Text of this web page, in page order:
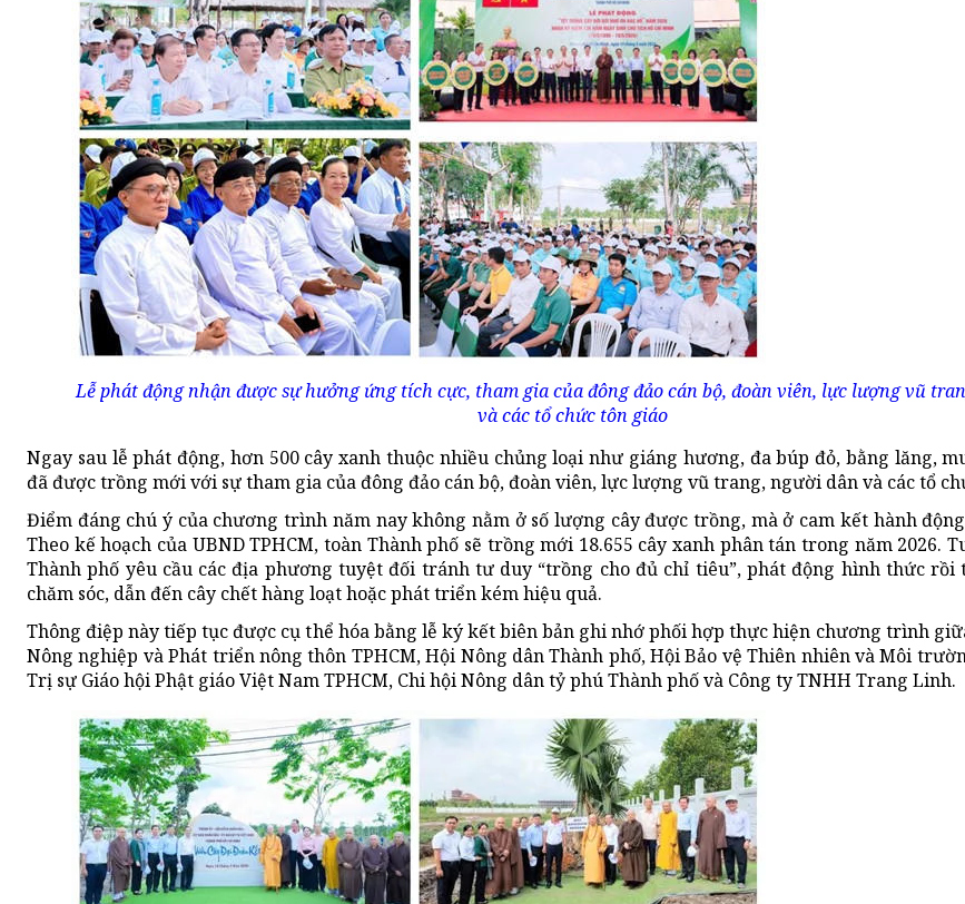
Lễ phát động nhận được sự hưởng ứng tích cực, tham gia của đông đảo cán bộ, đoàn viên, lực lượng vũ
và các tổ chức tôn giáo
Ngay sau lễ phát động, hơn 500 cây xanh thuộc nhiều chủng loại như giáng hương, đa búp đỏ, bằng lăng,
đã được trồng mới với sự tham gia của đông đảo cán bộ, đoàn viên, lực lượng vũ trang, người dân và các tổ
Điểm đáng chú ý của chương trình năm nay không nằm ở số lượng cây được trồng, mà ở cam kết hành
Theo kế hoạch của UBND TPHCM, toàn Thành phố sẽ trồng mới 18.655 cây xanh phân tán trong năm 2026.
Thành phố yêu cầu các địa phương tuyệt đối tránh tư duy “trồng cho đủ chỉ tiêu”, phát động hình thức
chăm sóc, dẫn đến cây chết hàng loạt hoặc phát triển kém hiệu quả.
Thông điệp này tiếp tục được cụ thể hóa bằng lễ ký kết biên bản ghi nhớ phối hợp thực hiện chương trình
Nông nghiệp và Phát triển nông thôn TPHCM, Hội Nông dân Thành phố, Hội Bảo vệ Thiên nhiên và Môi
Trị sự Giáo hội Phật giáo Việt Nam TPHCM, Chi hội Nông dân tỷ phú Thành phố và Công ty TNHH Trang Linh.